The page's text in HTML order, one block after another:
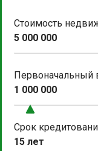
Стоимость
5 000 000
Первоначальный
1 000 000
Срок
15 лет